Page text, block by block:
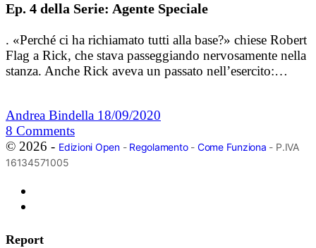
Ep. 4 della Serie: Agente Speciale
. «Perché ci ha richiamato tutti alla base?» chiese Robert
Flag a Rick, che stava passeggiando nervosamente nella
stanza. Anche Rick aveva un passato nell’esercito:…
Andrea Bindella 18/09/2020
8 Comments
© 2026 - Edizioni Open- Regolamento- Come Funziona - P.IVA
16134571005
Report